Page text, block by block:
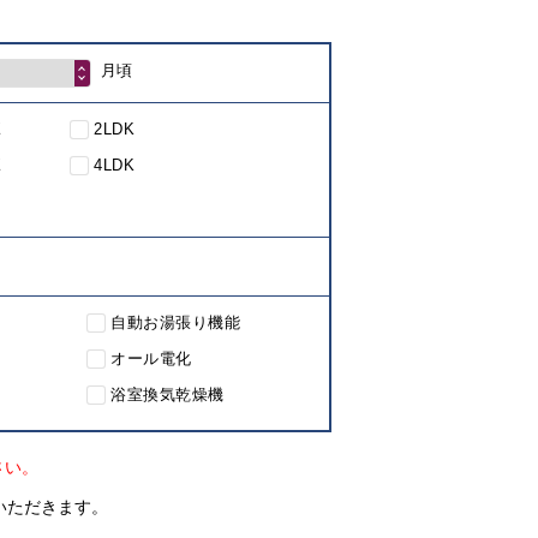
月頃
2LDK
4LDK
自動お湯張り機能
オール電化
浴室換気乾燥機
。
だきます。